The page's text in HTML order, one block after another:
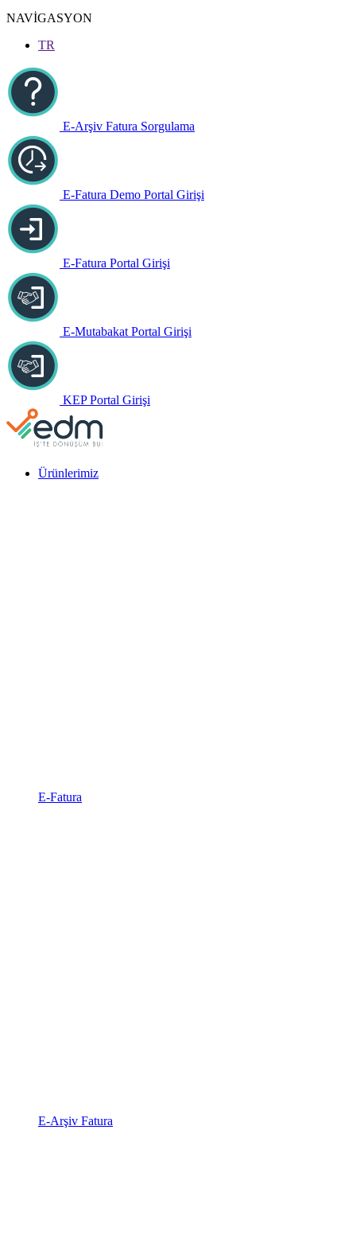
NAVİGASYON
TR
E-Arşiv Fatura Sorgulama
E-Fatura Demo Portal Girişi
E-Fatura Portal Girişi
E-Mutabakat Portal Girişi
KEP Portal Girişi
Ürünlerimiz
E-Fatura
E-Arşiv Fatura